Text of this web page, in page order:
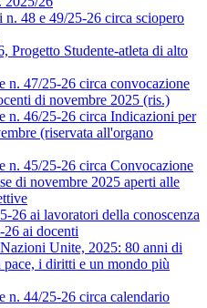
n. 48 e 49/25-26 circa sciopero
Progetto Studente-atleta di alto
n. 47/25-26 circa convocazione
di novembre 2025 (ris.)
n. 46/25-26 circa Indicazioni per
(riservata all'organo
n. 45/25-26 circa Convocazione
di novembre 2025 aperti alle
26 ai lavoratori della conoscenza
ai docenti
Unite, 2025: 80 anni di
pace, i diritti e un mondo più
n. 44/25-26 circa calendario